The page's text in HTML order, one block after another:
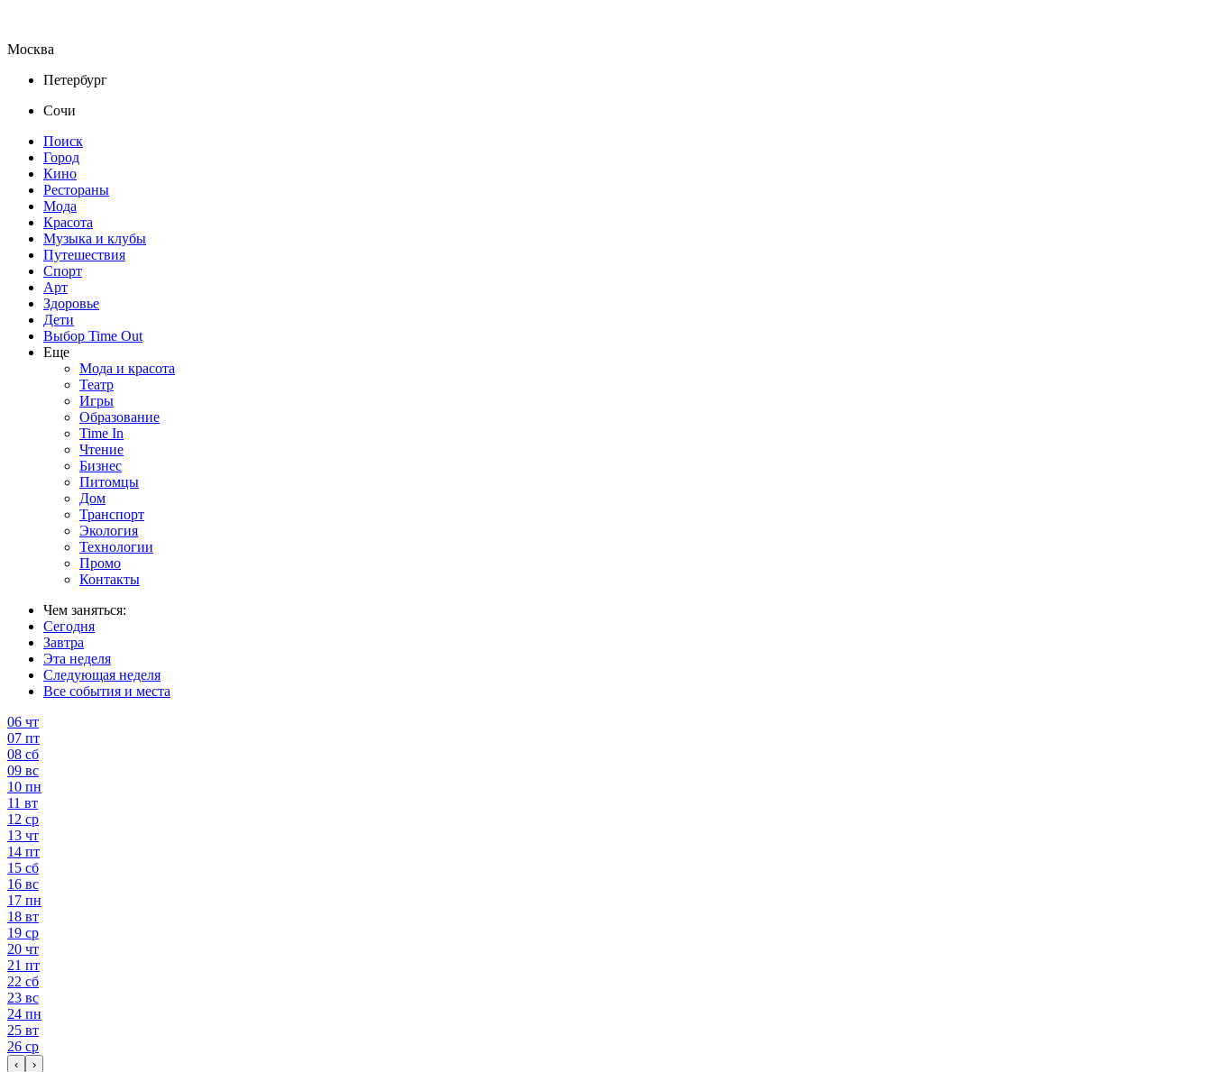
Москва
Петербург
Сочи
Поиск
Город
Кино
Рестораны
Мода
Красота
Музыка и клубы
Путешествия
Спорт
Арт
Здоровье
Дети
Выбор Time Out
Еще
Мода и красота
Театр
Игры
Образование
Time In
Чтение
Бизнес
Питомцы
Дом
Транспорт
Экология
Технологии
Промо
Контакты
Чем заняться:
Сегодня
Завтра
Эта неделя
Следующая неделя
Все события и места
06 чт
07 пт
08 сб
09 вс
10 пн
11 вт
12 ср
13 чт
14 пт
15 сб
16 вс
17 пн
18 вт
19 ср
20 чт
21 пт
22 сб
23 вс
24 пн
25 вт
26 ср
‹ ›